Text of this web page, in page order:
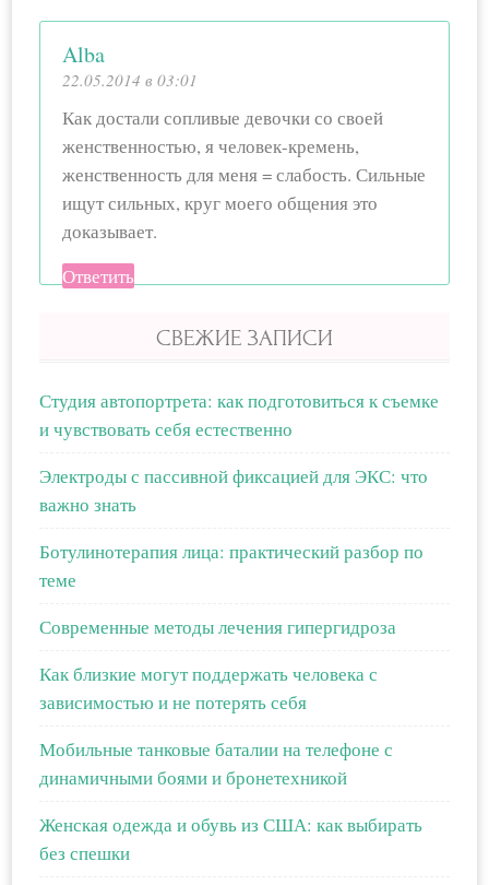
Alba
22.05.2014 в 03:01
Как достали сопливые девочки со своей
женственностью, я человек-кремень,
женственность для меня = слабость. Сильные
ищут сильных, круг моего общения это
доказывает.
Ответить
СВЕЖИЕ ЗАПИСИ
Студия автопортрета: как подготовиться к съемке
и чувствовать себя естественно
Электроды с пассивной фиксацией для ЭКС: что
важно знать
Ботулинотерапия лица: практический разбор по
теме
Современные методы лечения гипергидроза
Как близкие могут поддержать человека с
зависимостью и не потерять себя
Мобильные танковые баталии на телефоне с
динамичными боями и бронетехникой
Женская одежда и обувь из США: как выбирать
без спешки